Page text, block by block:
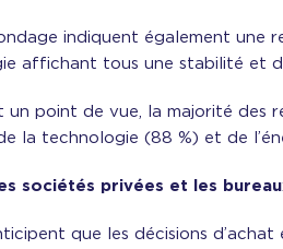
indiquent également une
affichant tous une stabilité et
un point de vue, la majorité des
la technologie (88 %) et de
sociétés privées et les
que les décisions